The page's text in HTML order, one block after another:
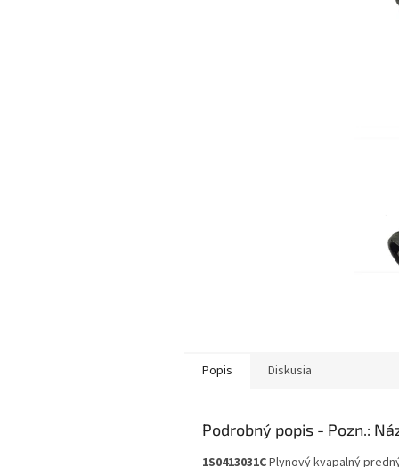
Popis Diskusia
Podrobný popis
1S0413031CPlynový kvapalný